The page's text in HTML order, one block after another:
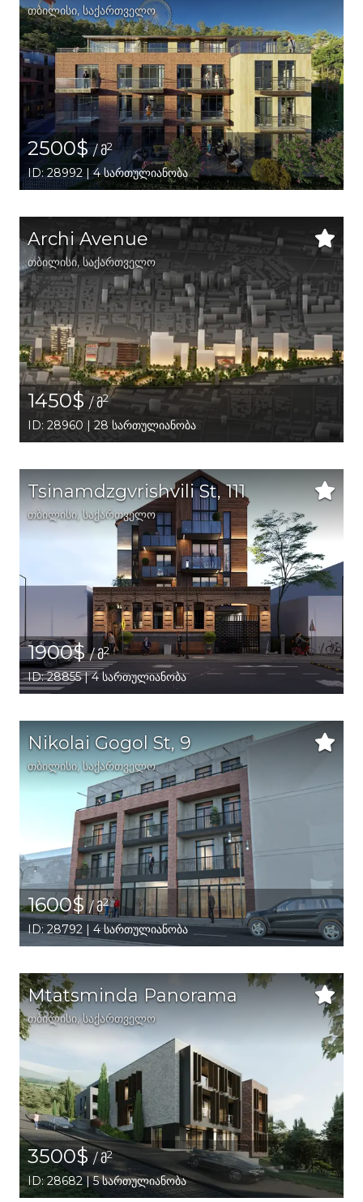
თბილისი, საქართველო
2500$/ მ2
ID: 28992 | 4 სართულიანობა
Archi Avenue
თბილისი,საქართველო
1450$/ მ2
ID: 28960 | 28 სართულიანობა
Tsinamdzgvrishvili St, 111
თბილისი, საქართველო
1900$/ მ2
ID: 28855 | 4 სართულიანობა
Nikolai Gogol St, 9
თბილისი, საქართველო
1600$/ მ2
ID: 28792 | 4 სართულიანობა
Mtatsminda Panorama
თბილისი,საქართველო
3500$/ მ2
ID: 28682 | 5 სართულიანობა